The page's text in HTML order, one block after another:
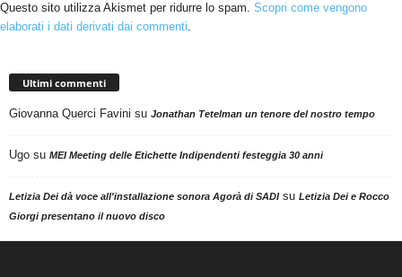
Questo sito utilizza Akismet per ridurre lo spam. Scopri come vengono
elaborati i dati derivati dai commenti.
Ultimi commenti
Giovanna Querci Favini su Jonathan Tetelman un tenore del nostro tempo
Ugo su MEI Meeting delle Etichette Indipendenti festeggia 30 anni
Letizia Dei dà voce all'installazione sonora Agorà di SADIsu Letizia Dei e Rocco
Giorgi presentano il nuovo disco